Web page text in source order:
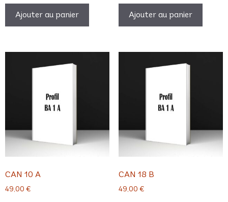
Ajouter au panier Ajouter au panier
CAN 10 A
49,00 €
CAN 18 B
49,00 €